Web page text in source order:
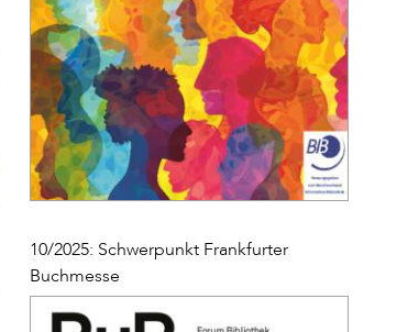
10/2025: Schwerpunkt Frankfurter
Buchmesse